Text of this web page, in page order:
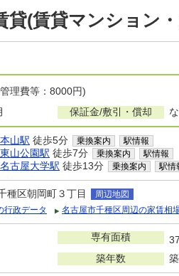
貸(賃貸マンション
理費等：8000円)
保証金/敷引・償却
本山駅 徒歩5分 乗換案内 駅情報
東山公園駅 徒歩7分 乗換案内 駅情報
名古屋大学駅 徒歩13分 乗換案内 駅情
種区朝岡町３丁目
周辺地図
行政データ
名古屋市千種区周辺の家賃相
専有面積
築年数